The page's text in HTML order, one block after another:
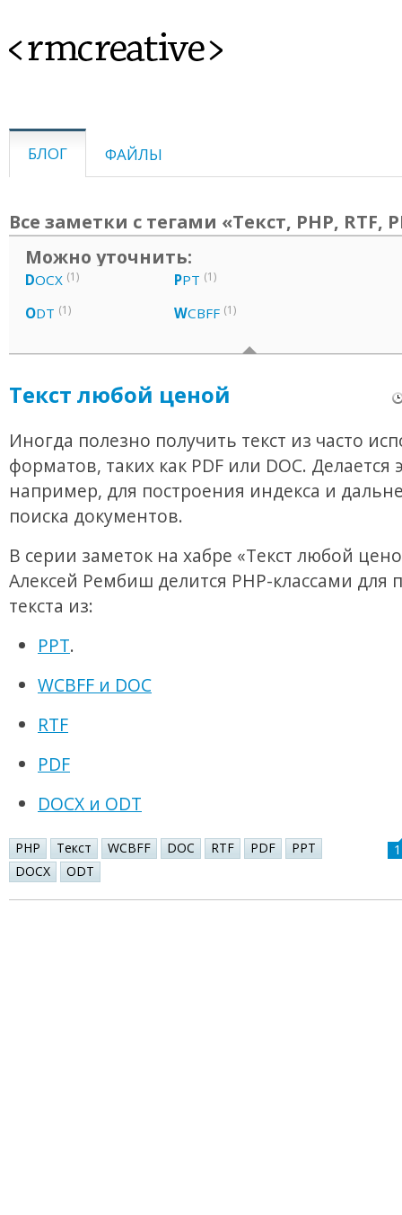
<rmcreative>
БЛОГ ФАЙЛЫ
Все заметки с тегами «Текст, PHP, RTF,
Можно уточнить:
DOCX (1)
ODT (1)
PPT (1)
WCBFF (1)
Текст любой ценой
Иногда полезно получить текст из часто
форматов, таких как PDF или DOC. Делается
например, для построения индекса и
поиска документов.
В серии заметок на хабре «Текст любой
Алексей Рембиш делится PHP-классами для
текста из:
PPT.
WCBFF и DOC
RTF
PDF
DOCX и ODT
PHP Текст WCBFF DOC RTF PDF
PPT
DOCX
ODT